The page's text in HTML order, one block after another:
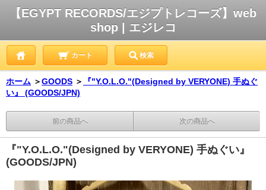
【EGYPT RECORDS/エジプトレコーズ】web
shop | エジレコ
カート 検索
ホーム ＞GOODS ＞
『"Y.O.L.O."(Designed by VERYONE) 手ぬぐ
い』 (GOODS/JPN)
前の商品へ 次の商品へ
『"Y.O.L.O."(Designed by VERYONE) 手ぬぐい』
(GOODS/JPN)